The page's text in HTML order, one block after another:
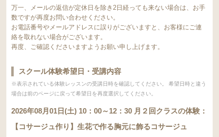
万一、メールの返信が定休日を除き2日経っても来ない場合は、お手
数ですが再度お問い合わせください。
お電話番号やメールアドレスに誤りがございますと、お客様にご連
絡を取れない場合がございます。
再度、ご確認くださいますようお願い申し上げます。
スクール体験希望日・受講内容
※表示されている体験レッスンの受講日時を確認してください。 希望日時と違う
場合は前のページに戻って希望日を再度選択してください。
2026年08月01日(土) 10：00～12：30 月２回クラスの体験：
【コサージュ作り】生花で作る胸元に飾るコサージュ